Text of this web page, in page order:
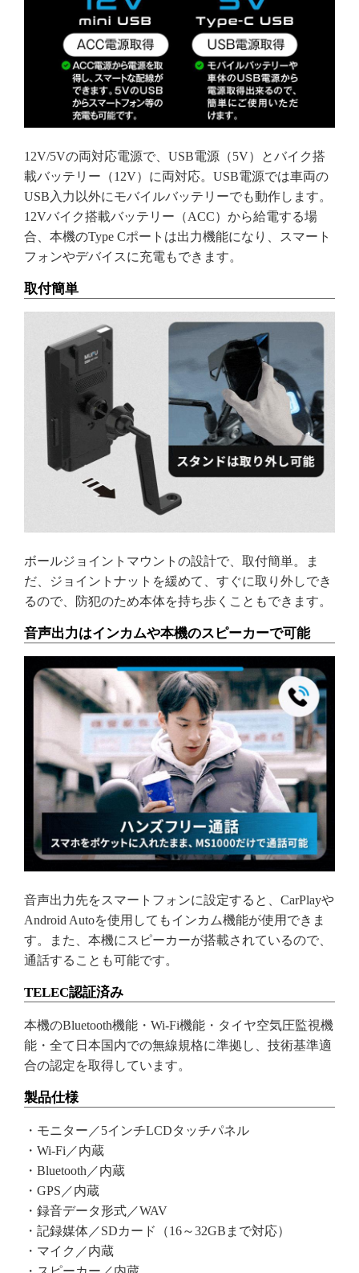
12V/5Vの両対応電源で、USB電源（5V）とバイク搭
載バッテリー（12V）に両対応。USB電源では車両の
USB入力以外にモバイルバッテリーでも動作します。
12Vバイク搭載バッテリー（ACC）から給電する場
合、本機のType Cポートは出力機能になり、スマート
フォンやデバイスに充電もできます。
取付簡単
ボールジョイントマウントの設計で、取付簡単。ま
だ、ジョイントナットを緩めて、すぐに取り外しでき
るので、防犯のため本体を持ち歩くこともできます。
音声出力はインカムや本機のスピーカーで可能
音声出力先をスマートフォンに設定すると、CarPlayや
Android Autoを使用してもインカム機能が使用できま
す。また、本機にスピーカーが搭載されているので、
通話することも可能です。
TELEC認証済み
本機のBluetooth機能・Wi-Fi機能・タイヤ空気圧監視機
能・全て日本国内での無線規格に準拠し、技術基準適
合の認定を取得しています。
製品仕様
・モニター／5インチLCDタッチパネル
・Wi-Fi／内蔵
・Bluetooth／内蔵
・GPS／内蔵
・録音データ形式／WAV
・記録媒体／SDカード（16～32GBまで対応）
・マイク／内蔵